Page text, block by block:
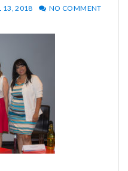
13, 2018 NO COMMENT